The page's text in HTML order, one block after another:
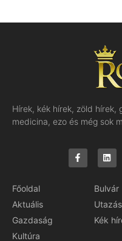
Hírek, kék hírek, zöld hírek,
medicina, ezo és még sok
Főoldal
Aktuális
Gazdaság
Kultúra
Bulvár
Utazás
Kék